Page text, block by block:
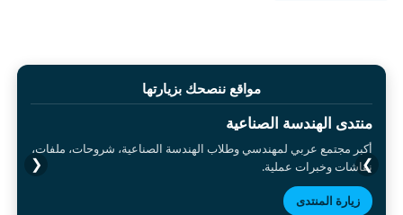
مواقع ننصحك بزيارتها
منتدى الهندسة الصناعية
أكبر مجتمع عربي لمهندسي وطلاب الهندسة الصناعية، شروحات، ملفات،
نقاشات وخبرات عملية.
زيارة المنتدى
❮ ❯